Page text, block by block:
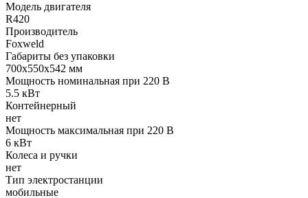
Модель двигателя
R420
Производитель
Foxweld
Габариты без упаковки
700x550x542 мм
Мощность номинальная при 220 В
5.5 кВт
Контейнерный
нет
Мощность максимальная при 220 В
6 кВт
Колеса и ручки
нет
Тип электростанции
мобильные